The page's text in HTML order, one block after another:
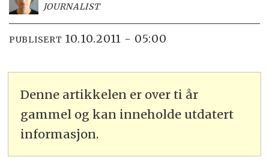
JOURNALIST
PUBLISERT 10.10.2011 - 05:00
Denne artikkelen er over ti år
gammel og kan inneholde utdatert
informasjon.